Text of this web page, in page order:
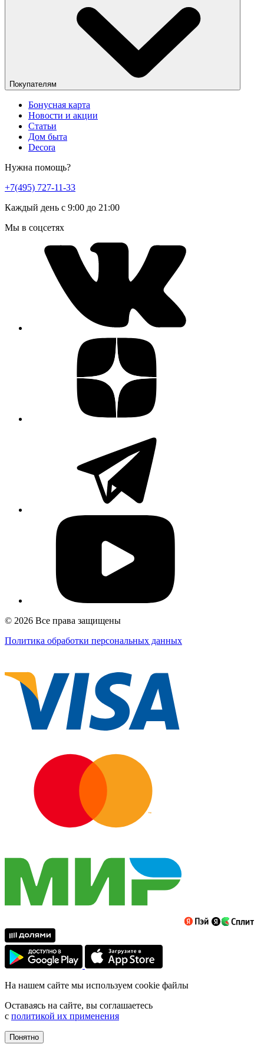
Покупателям
Бонусная карта
Новости и акции
Статьи
Дом быта
Decora
Нужна помощь?
+7(495) 727-11-33
Каждый день с 9:00 до 21:00
Мы в соцсетях
© 2026 Все права защищены
Политика обработки персональных данных
На нашем сайте мы используем cookie файлы
Оставаясь на сайте, вы соглашаетесь
с политикой их применения
Понятно